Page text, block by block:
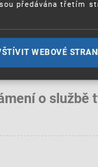
a vymáhání
o službě
předávána třetím
WEBOVÉ